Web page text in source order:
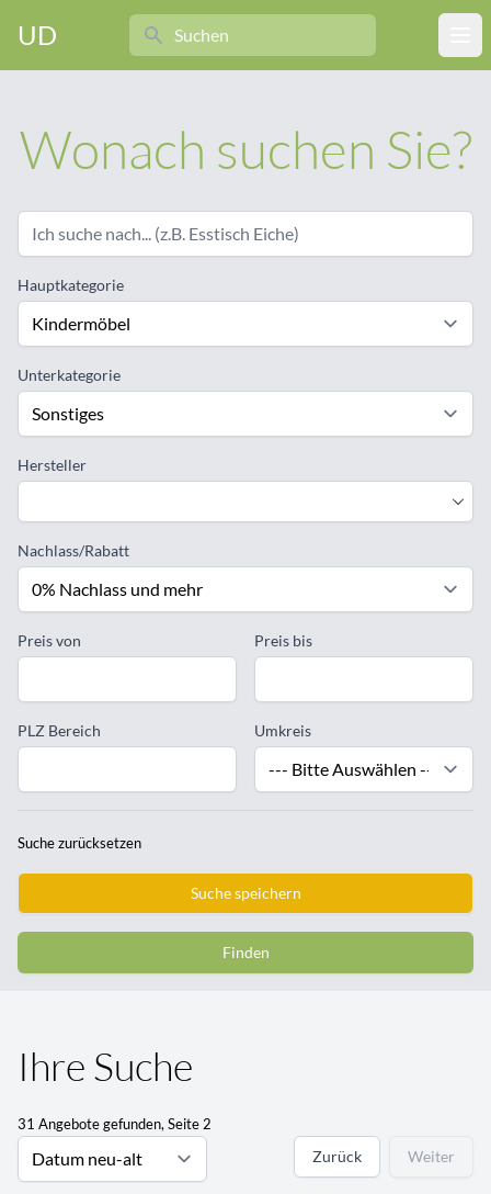
UD
Search
Wonach suchen Sie?
Hauptkategorie
Unterkategorie
Hersteller
Nachlass/Rabatt
Preis von Preis bis
PLZ Bereich Umkreis
Suche zurücksetzen
Suche speichern
Finden
Ihre Suche
31 Angebote gefunden, Seite 2
Zurück Weiter